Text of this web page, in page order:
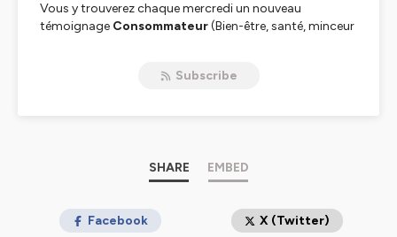
Vous y trouverez chaque mercredi un nouveau
témoignage Consommateur(Bien-être, santé, minceur
pour plus d'informations.
Subscribe
SHARE EMBED
Facebook X (Twitter)